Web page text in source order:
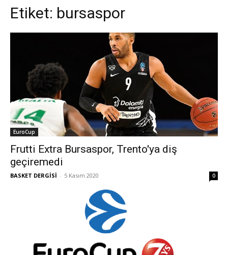
Etiket: bursaspor
EuroCup
Frutti Extra Bursaspor, Trento'ya diş
geçiremedi
BASKET DERGİSİ - 5 Kasım 2020 0